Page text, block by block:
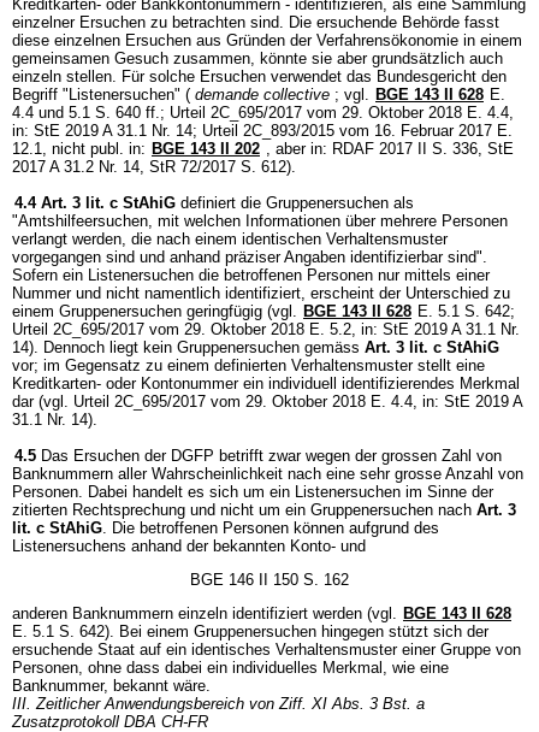
Kreditkarten- oder Bankkontonummern - identifizieren, als eine Sammlung
einzelner Ersuchen zu betrachten sind. Die ersuchende Behörde fasst
diese einzelnen Ersuchen aus Gründen der Verfahrensökonomie in einem
gemeinsamen Gesuch zusammen, könnte sie aber grundsätzlich auch
einzeln stellen. Für solche Ersuchen verwendet das Bundesgericht den
Begriff "Listenersuchen" ( demande collective ; vgl. BGE 143 II 628 E.
4.4 und 5.1 S. 640 ff.; Urteil 2C_695/2017 vom 29. Oktober 2018 E. 4.4,
in: StE 2019 A 31.1 Nr. 14; Urteil 2C_893/2015 vom 16. Februar 2017 E.
12.1, nicht publ. in: BGE 143 II 202 , aber in: RDAF 2017 II S. 336, StE
2017 A 31.2 Nr. 14, StR 72/2017 S. 612).
4.4 Art. 3 lit. c StAhiG definiert die Gruppenersuchen als
"Amtshilfeersuchen, mit welchen Informationen über mehrere Personen
verlangt werden, die nach einem identischen Verhaltensmuster
vorgegangen sind und anhand präziser Angaben identifizierbar sind".
Sofern ein Listenersuchen die betroffenen Personen nur mittels einer
Nummer und nicht namentlich identifiziert, erscheint der Unterschied zu
einem Gruppenersuchen geringfügig (vgl.
BGE 143 II 628 E. 5.1 S. 642;
Urteil 2C_695/2017 vom 29. Oktober 2018 E. 5.2, in: StE 2019 A 31.1 Nr.
14). Dennoch liegt kein Gruppenersuchen gemäss Art. 3 lit. c StAhiG
vor; im Gegensatz zu einem definierten Verhaltensmuster stellt eine
Kreditkarten- oder Kontonummer ein individuell identifizierendes Merkmal
dar (vgl. Urteil 2C_695/2017 vom 29. Oktober 2018 E. 4.4, in: StE 2019 A
31.1 Nr. 14).
4.5 Das Ersuchen der DGFP betrifft zwar wegen der grossen Zahl von
Banknummern aller Wahrscheinlichkeit nach eine sehr grosse Anzahl von
Personen. Dabei handelt es sich um ein Listenersuchen im Sinne der
zitierten Rechtsprechung und nicht um ein Gruppenersuchen nach Art. 3
lit. c StAhiG . Die betroffenen Personen können aufgrund des
Listenersuchens anhand der bekannten Konto- und
BGE 146 II 150 S. 162
anderen Banknummern einzeln identifiziert werden (vgl.
BGE 143 II 628
E. 5.1 S. 642). Bei einem Gruppenersuchen hingegen stützt sich der
ersuchende Staat auf ein identisches Verhaltensmuster einer Gruppe von
Personen, ohne dass dabei ein individuelles Merkmal, wie eine
Banknummer, bekannt wäre.
III. Zeitlicher Anwendungsbereich von Ziff. XI Abs. 3 Bst. a
Zusatzprotokoll DBA CH-FR